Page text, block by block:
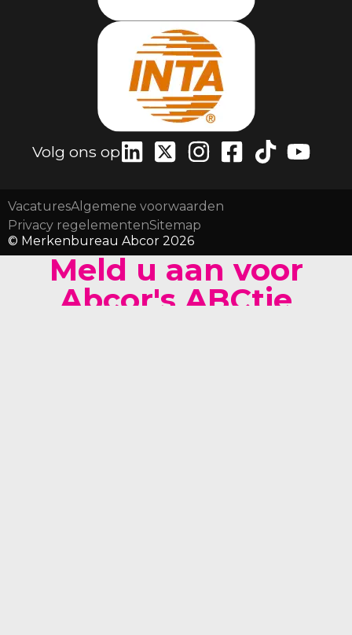
Volg ons op
VacaturesAlgemene voorwaarden
Privacy regelementenSitemap
© Merkenbureau Abcor 2026
Meld u aan voor
Abcor's ABCtje